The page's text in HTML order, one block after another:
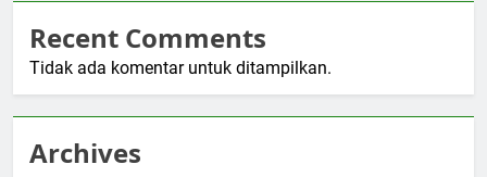
Recent Comments
Tidak ada komentar untuk ditampilkan.
Archives